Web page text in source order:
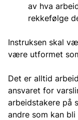
av hva
rekkefølge
Instruksen skal
være utformet
Det er alltid
ansvaret for
arbeidstakere på
andre som kan